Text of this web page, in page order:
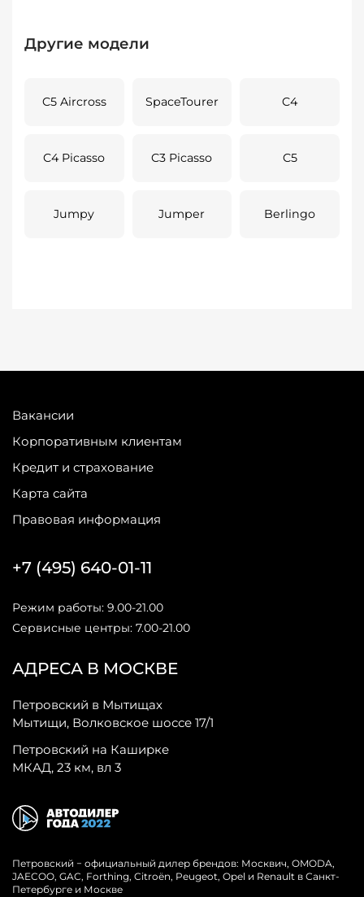
Другие модели
C5 Aircross SpaceTourer C4
C4 Picasso C3 Picasso C5
Jumpy Jumper Berlingo
Вакансии
Корпоративным клиентам
Кредит и страхование
Карта сайта
Правовая информация
АДРЕСА В МОСКВЕ
Петровский в Мытищах
Мытищи, Волковское шоссе 17/1
Петровский на Каширке
МКАД, 23 км, вл 3
+7 (495) 640-01-11
Режим работы: 9.00-21.00
Сервисные центры: 7.00-21.00
Петровский − официальный дилер брендов: Москвич, OMODA,
JAECOO, GAC, Forthing, Citroёn, Peugeot, Opel и Renault в Санкт-
Петербурге и Москве